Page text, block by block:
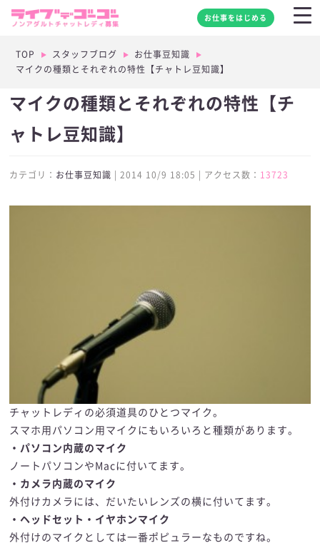
お仕事をはじめる
TOP スタッフブログ
お仕事豆知識
マイクの種類とそれぞれの特性【チャトレ豆知識】
マイクの種類とそれぞれの特性【チ
ャトレ豆知識】
カテゴリ： お仕事豆知識 | 2014 10/9 18:05 | アクセス数： 13723
チャットレディの必須道具のひとつマイク。
スマホ用パソコン用マイクにもいろいろと種類があります。
・パソコン内蔵のマイク
ノートパソコンやMacに付いてます。
・カメラ内蔵のマイク
外付けカメラには、だいたいレンズの横に付いてます。
・ヘッドセット・イヤホンマイク
外付けのマイクとしては一番ポピュラーなものですね。